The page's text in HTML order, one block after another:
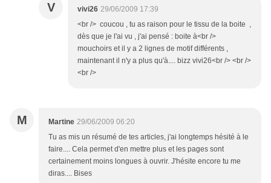
V vivi26 29/06/2009 17:39
<br /> coucou , tu as raison pour le tissu de la boite ,
dès que je l'ai vu , j'ai pensé : boite à<br />
mouchoirs et il y a 2 lignes de motif différents ,
maintenant il n'y a plus qu'à.... bizz vivi26<br /> <br />
<br />
M Martine 29/06/2009 06:20
Tu as mis un résumé de tes articles, j'ai longtemps hésité à le
faire.... Cela permet d'en mettre plus et les pages sont
certainement moins longues à ouvrir. J'hésite encore tu me
diras.... Bises